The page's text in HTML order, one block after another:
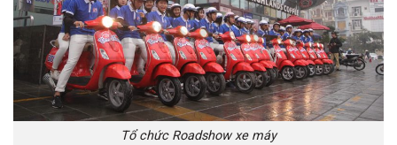
Tổ chức Roadshow xe máy